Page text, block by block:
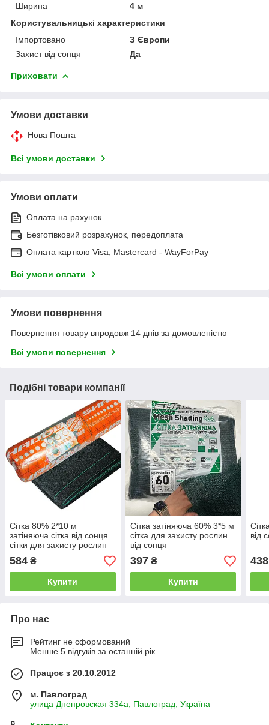
Ширина
4 м
Користувальницькі характеристики
Імпортовано
З Європи
Захист від сонця
Да
Приховати
Умови доставки
Нова Пошта
Всі умови доставки
Умови оплати
Оплата на рахунок
Безготівковий розрахунок, передоплата
Оплата карткою Visa, Mastercard - WayForPay
Всі умови оплати
Умови повернення
Повернення товару впродовж 14 днів за домовленістю
Всі умови повернення
Подібні товари компанії
Сітка 80% 2*10 м
затіняюча сітка від сонця
сітки для захисту рослин
від сонця
584 ₴
Купити
Сітка затіняюча 60% 3*5 м
сітка для захисту рослин
від сонця
397₴
Купити
від
438
Про нас
Рейтинг не сформований
Менше 5 відгуків за останній рік
Працює з 20.10.2012
м. Павлоград
улица Днепровская 334а, Павлоград, Україна